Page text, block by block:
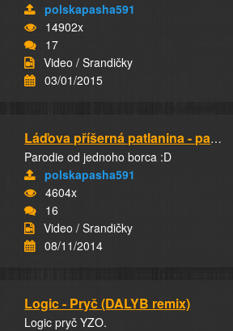
polskapasha591
14902x
17
Video / Srandičky
03/01/2015
Láďova příšerná patlanina - parodie
Parodie od jednoho borca :D
polskapasha591
4604x
16
Video / Srandičky
08/11/2014
Logic - Pryč (DALYB remix)
Logic pryč YZO.